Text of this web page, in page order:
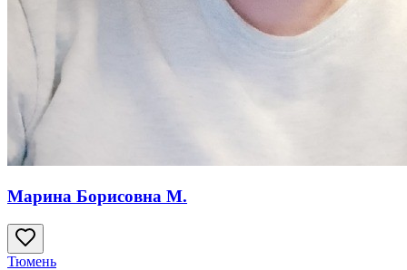
Марина Борисовна М.
Тюмень